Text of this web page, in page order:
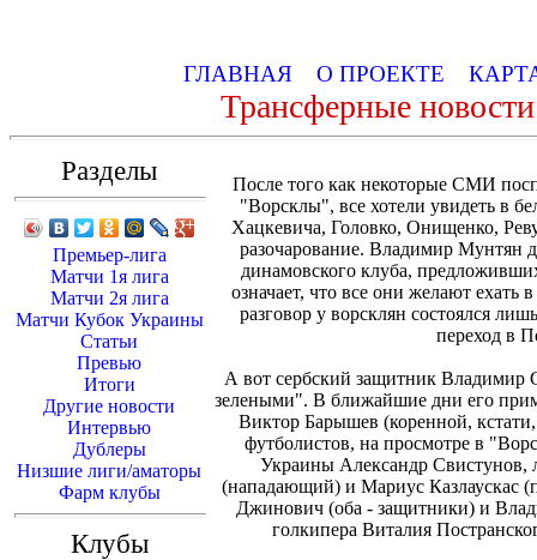
ГЛАВНАЯ О ПРОЕКТЕ
Трансферные
Разделы
Премьер-лига
Матчи 1я лига
Матчи 2я лига
Матчи Кубок Украины
Статьи
Превью
Итоги
Другие новости
Интервью
Дублеры
Низшие лиги/аматоры
Фарм клубы
Клубы
После того как некоторые СМИ
"Ворсклы", все хотели увидеть в
Хацкевича, Головко, Онищенко,
разочарование. Владимир Мунтян
динамовского клуба,
означает, что все они желают ехать
разговор у ворсклян состоялся
переход в
А вот сербский защитник Владимир
зелеными". В ближайшие дни его
Виктор Барышев (коренной,
футболистов, на просмотре в
Украины Александр Свистунов,
(нападающий) и Мариус Казлаускас
Джинович (оба - защитники) и
голкипера Виталия